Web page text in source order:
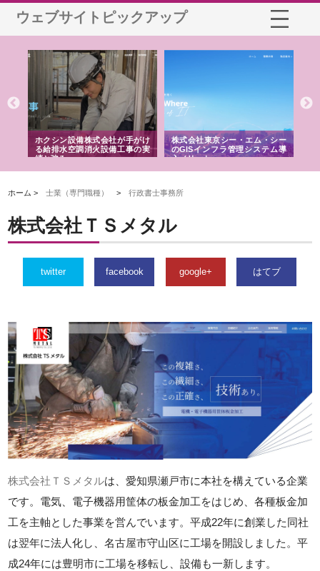
ウェブサイトピックアップ
ホクシン設備株式会社が手がけ
る給排水空調消火設備工事の実
績と強み
株式会社東京シー・エム・シー
のGISインフラ管理システム導
入メリット
ホーム >士業（専門職種） >行政書士事務所
株式会社ＴＳメタル
twitter facebook google+ はてブ
株式会社ＴＳメタルは、愛知県瀬戸市に本社を構えている企業
です。電気、電子機器用筐体の板金加工をはじめ、各種板金加
工を主軸とした事業を営んでいます。平成22年に創業した同社
は翌年に法人化し、名古屋市守山区に工場を開設しました。平
成24年には豊明市に工場を移転し、設備も一新します。